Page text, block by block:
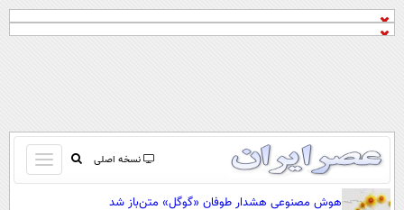
نسخه اصلی
باز
و
صفحه اول
هوش مصنوعی هشدار طوفان «گوگل» متن‌باز شد